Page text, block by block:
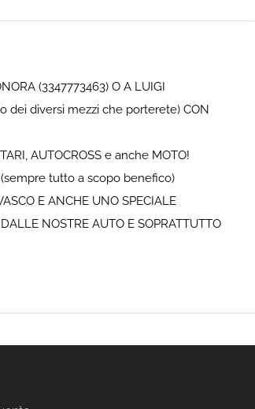
(3347773463) O A LUIGI
dei diversi mezzi che porterete) CON
AUTOCROSS e anche MOTO!
(sempre tutto a scopo benefico)
E ANCHE UNO SPECIALE
NOSTRE AUTO E SOPRATTUTTO